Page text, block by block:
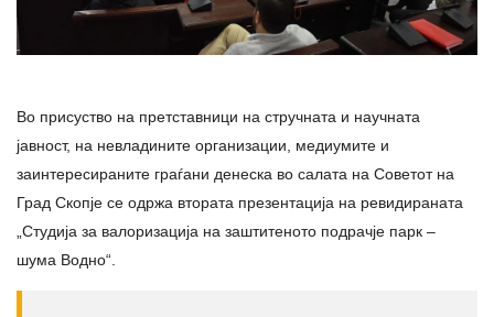
Во присуство на претставници на стручната и научната
јавност, на невладините организации, медиумите и
заинтересираните граѓани денеска во салата на Советот на
Град Скопје се одржа втората презентација на ревидираната
„Студија за валоризација на заштитеното подрачје парк –
шума Водно“.